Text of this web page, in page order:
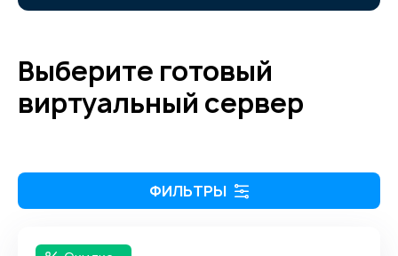
Выберите готовый
виртуальный сервер
ФИЛЬТРЫ